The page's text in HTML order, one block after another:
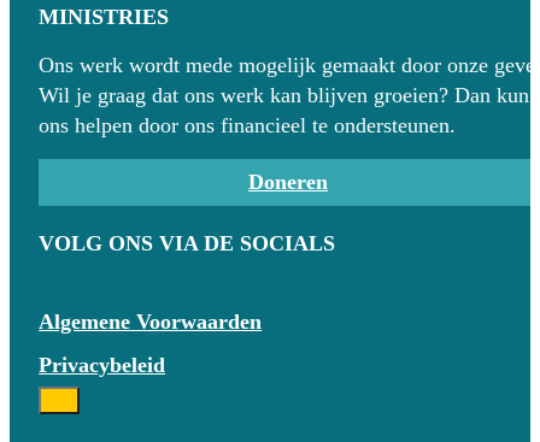
MINISTRIES
Ons werk wordt mede mogelijk gemaakt door onze
Wil je graag dat ons werk kan blijven groeien? Dan kun
ons helpen door ons financieel te ondersteunen.
Doneren
VOLG ONS VIA DE SOCIALS
Algemene Voorwaarden
Privacybeleid